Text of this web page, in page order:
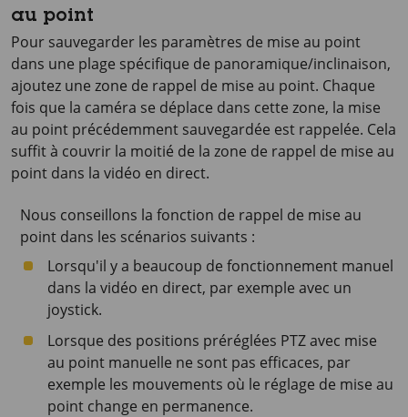
au point
Pour sauvegarder les paramètres de mise au point
dans une plage spécifique de panoramique/inclinaison,
ajoutez une zone de rappel de mise au point. Chaque
fois que la caméra se déplace dans cette zone, la mise
au point précédemment sauvegardée est rappelée. Cela
suffit à couvrir la moitié de la zone de rappel de mise au
point dans la vidéo en direct.
Nous conseillons la fonction de rappel de mise au
point dans les scénarios suivants :
Lorsqu'il y a beaucoup de fonctionnement manuel
dans la vidéo en direct, par exemple avec un
joystick.
Lorsque des positions préréglées PTZ avec mise
au point manuelle ne sont pas efficaces, par
exemple les mouvements où le réglage de mise au
point change en permanence.